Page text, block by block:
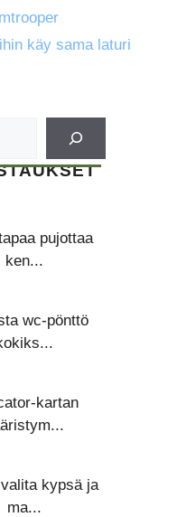
käy sama laturi
pujottaa
ken...
wc-pönttö
kartan
kypsä ja
ma...